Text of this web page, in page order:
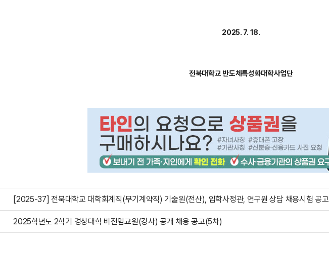
2025. 7. 18.
전북대학교 반도체특성화대학사업단
[2025-37] 전북대학교 대학회계직(무기계약직) 기술원(전산), 입학사정관, 연구원 상담 채용시험 공고
2025학년도 2학기 경상대학 비전임교원(강사) 공개 채용 공고(5차)